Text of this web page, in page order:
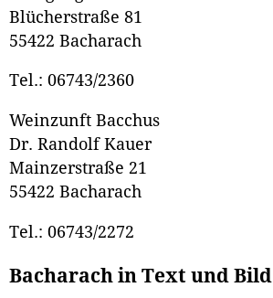
Blücherstraße 81
55422 Bacharach
Tel.: 06743/2360
Weinzunft Bacchus
Dr. Randolf Kauer
Mainzerstraße 21
55422 Bacharach
Tel.: 06743/2272
Bacharach in Text und Bild